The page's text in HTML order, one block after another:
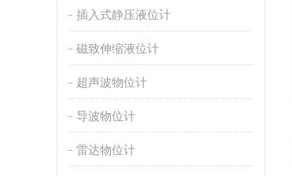
插入式静压液位计
磁致伸缩液位计
超声波物位计
导波物位计
雷达物位计